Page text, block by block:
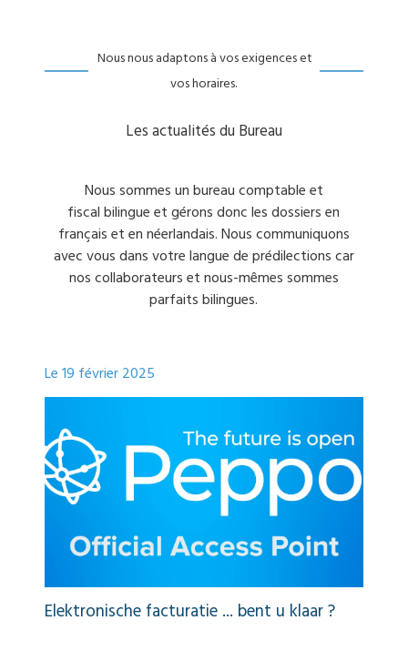
Nous nous adaptons à vos exigences et
vos horaires.
Les actualités du Bureau
Nous sommes un bureau comptable et
fiscal bilingue et gérons donc les dossiers en
français et en néerlandais. Nous communiquons
avec vous dans votre langue de prédilections car
nos collaborateurs et nous-mêmes sommes
parfaits bilingues.
Le19 février 2025
Elektronische facturatie ... bent u klaar ?